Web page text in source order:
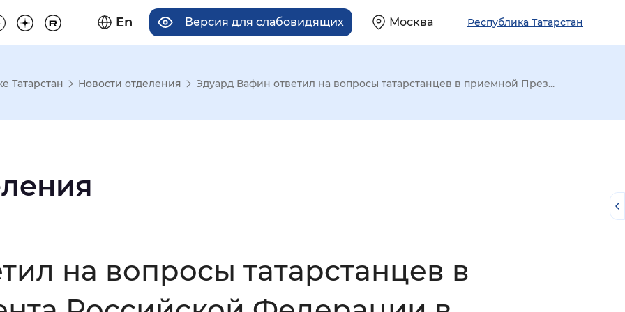
En Версия для слабовидящих Москва Республика Татарстан
отображения
Увеличенный Большой
Татарстан Новости отделения Эдуард Вафин ответил на вопросы татарстанцев в приемной През...
на вопросы татарстанцев в